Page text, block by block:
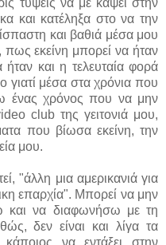
και κατέληξα στο να την
και βαθιά μέσα μου
πως εκείνη μπορεί να ήταν
και η τελευταία φορά
γιατί μέσα στα χρόνια που
ένας χρόνος που να μην
club της γειτονιά μου,
που βίωσα εκείνη, την
μου.
"άλλη μια αμερικανιά για
επαρχία". Μπορεί να μην
να διαφωνήσω με τη
δεν είναι και λίγα τα
να εντάξει στην